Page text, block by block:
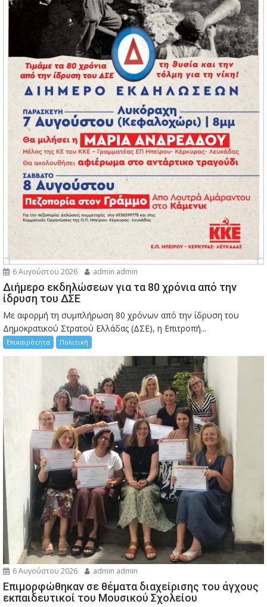
6 Αυγούστου 2026 admin admin
Διήμερο εκδηλώσεων για τα 80 χρόνια από την
ίδρυση του ΔΣΕ
Με αφορμή τη συμπλήρωση 80 χρόνων από την ίδρυση του
Δημοκρατικού Στρατού Ελλάδας (ΔΣΕ), η Επιτροπή...
Επικαιρότητα Πολιτική
6 Αυγούστου 2026 admin admin
Eπιμορφώθηκαν σε θέματα διαχείρισης του άγχους
εκπαιδευτικοί του Μουσικού Σχολείου